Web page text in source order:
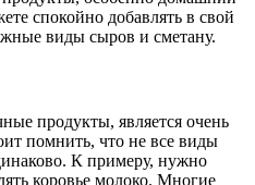
спокойно добавлять в свой
виды сыров и сметану.
продукты, является очень
помнить, что не все виды
К примеру, нужно
коровье молоко. Многие